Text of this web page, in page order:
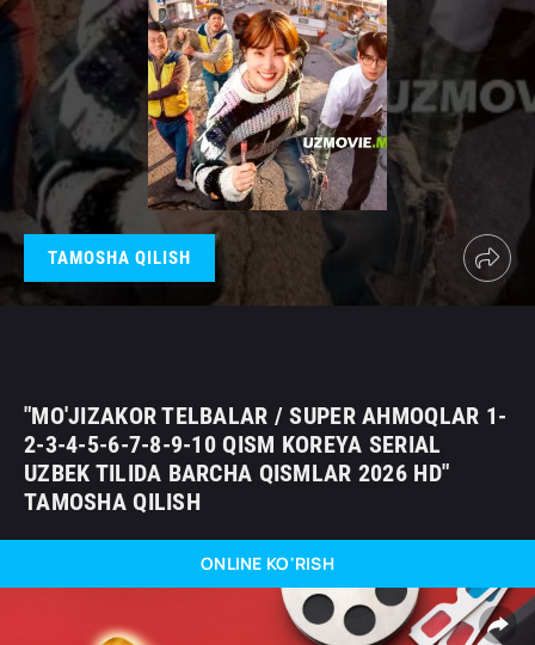
TAMOSHA QILISH
"MO'JIZAKOR TELBALAR / SUPER AHMOQLAR 1-
2-3-4-5-6-7-8-9-10 QISM KOREYA SERIAL
UZBEK TILIDA BARCHA QISMLAR 2026 HD"
TAMOSHA QILISH
ONLINE KO'RISH